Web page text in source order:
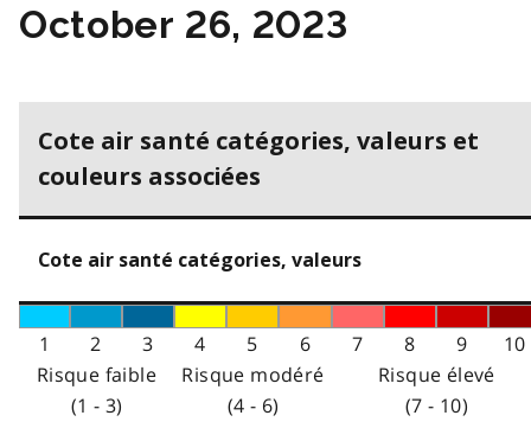
October 26, 2023
Cote air santé catégories, valeurs et
couleurs associées
Cote air santé catégories, valeurs
1 2 3 4 5 6 7 8 9
10
Risque faible
(1 - 3)
Risque modéré
(4 - 6)
Risque élevé
(7 - 10)